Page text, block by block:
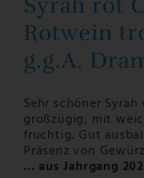
Syrah rot
Rotwein
g.g.A.
Sehr schöner
großzügig, mit
fruchtig. Gut
Präsenz von
... aus Jahrgang